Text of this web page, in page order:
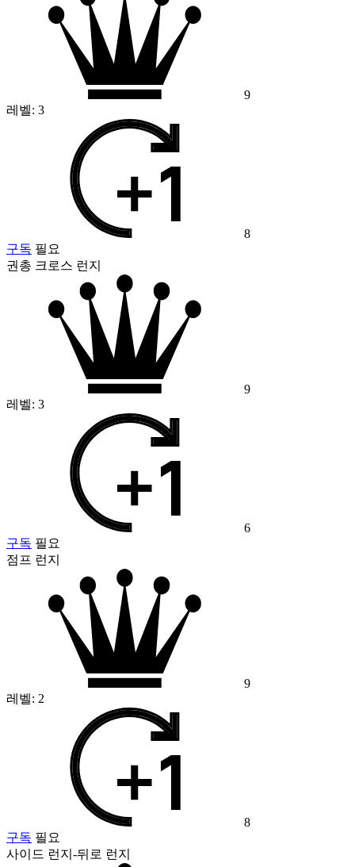
9
레벨: 3
8
구독 필요
권총 크로스 런지
9
레벨: 3
6
구독 필요
점프 런지
9
레벨: 2
8
구독 필요
사이드 런지-뒤로 런지